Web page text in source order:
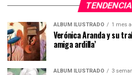
TENDENCIA
ÁLBUM ILUSTRADO 1 mes
Verónica Aranda y su
amiga ardilla’
ÁLBUM ILUSTRADO 3